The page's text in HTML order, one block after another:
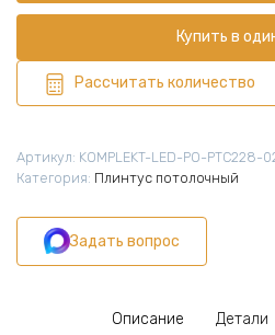
профиль
для
LED
ленты
22
46
х
мм,
профиль
скрытой
потолка
Купить в
Рассчитать количество
Артикул: KOMPLEKT-LED-PO-PTC228-
Категория: Плинтус потолочный
Задать вопрос
Описание Детали